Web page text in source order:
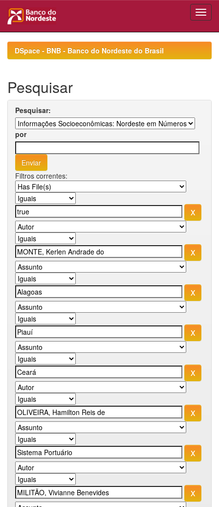
navigationDSpace - BNB - Banco do Nordeste do Brasil
Pesquisar
Pesquisar:
por
Filtros correntes: